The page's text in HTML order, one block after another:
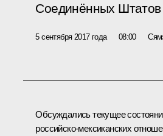
Соединённых
5 сентября 2017 года 08:00
Обсуждались текущее
российско-мексиканских